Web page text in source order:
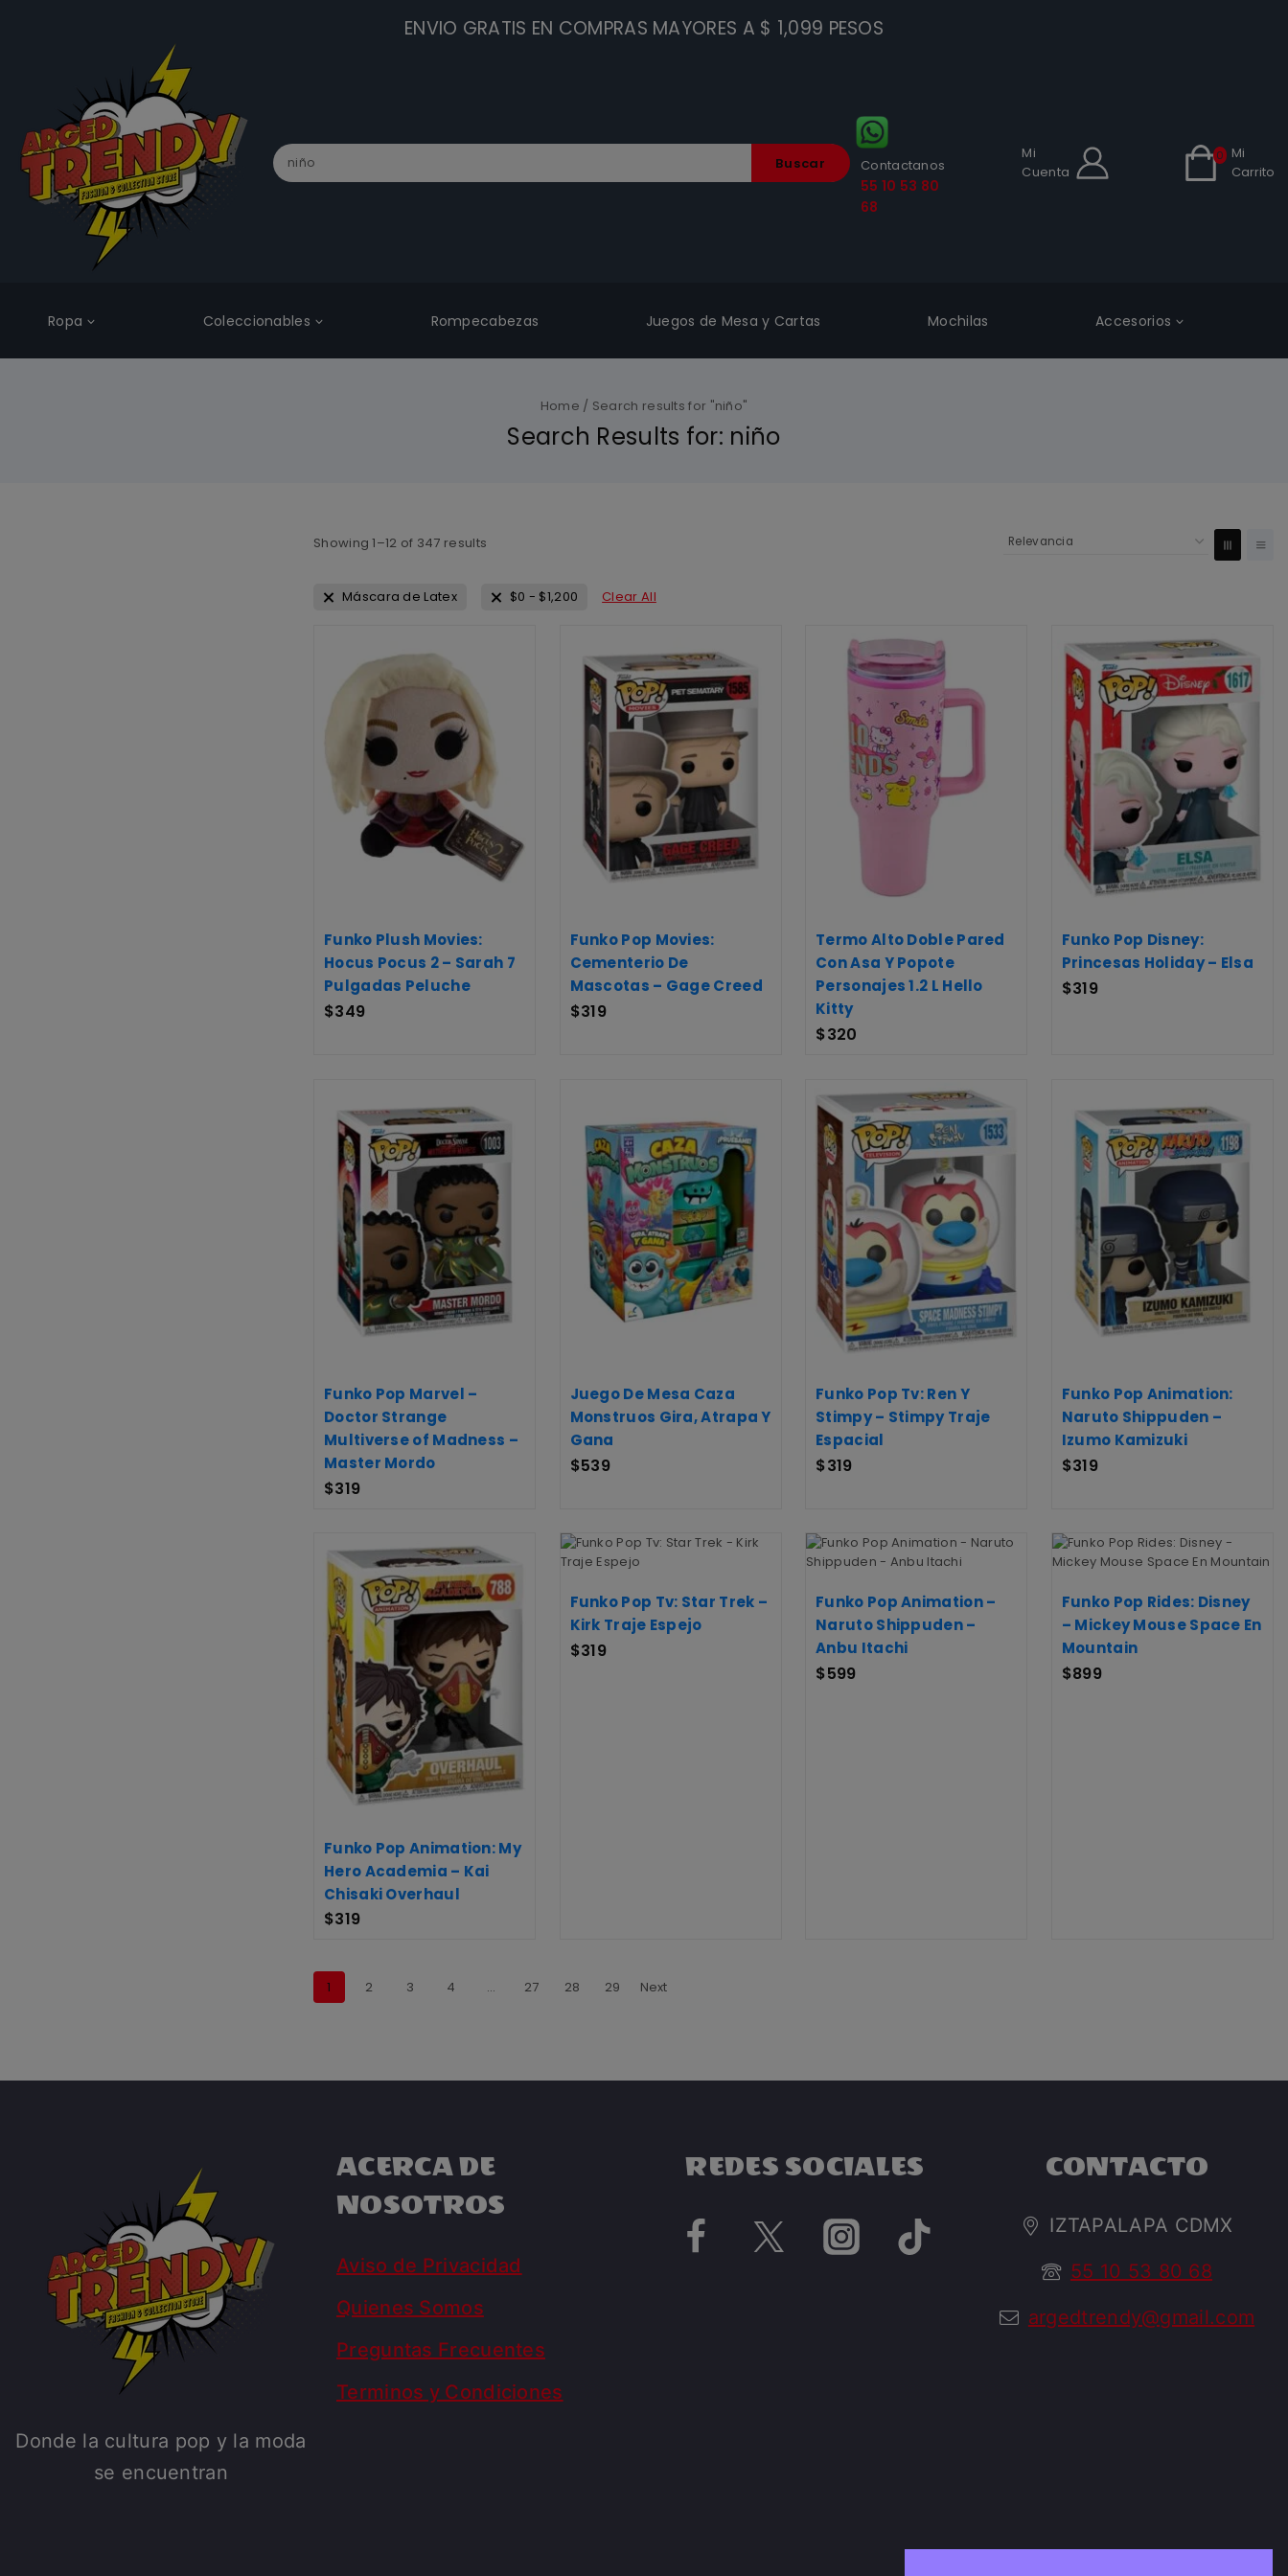
ENVIO GRATIS EN COMPRAS MAYORES A $ 1,099 PESOS
Buscar Contactanos
55 10 53 80
68
Mi
Cuenta
0
Mi
Carrito
Ropa Coleccionables Rompecabezas Juegos de Mesa y Cartas Mochilas Accesorios
Home / Search results for "niño"
Search Results for: niño
Showing 1–12 of 347 results
Máscara de Latex $0 - $1,200 Clear All
Funko Plush Movies:
Hocus Pocus 2 – Sarah 7
Pulgadas Peluche
$349
Funko Pop Movies:
Cementerio De
Mascotas – Gage Creed
$319
Termo Alto Doble Pared
Con Asa Y Popote
Personajes 1.2 L Hello
Kitty
$320
Funko Pop Disney:
Princesas Holiday – Elsa
$319
Funko Pop Marvel –
Doctor Strange
Multiverse of Madness –
Master Mordo
$319
Juego De Mesa Caza
Monstruos Gira, Atrapa Y
Gana
$539
Funko Pop Tv: Ren Y
Stimpy – Stimpy Traje
Espacial
$319
Funko Pop Animation:
Naruto Shippuden –
Izumo Kamizuki
$319
Funko Pop Animation: My
Hero Academia – Kai
Chisaki Overhaul
$319
Funko Pop Tv: Star Trek –
Kirk Traje Espejo
$319
Funko Pop Animation –
Naruto Shippuden –
Anbu Itachi
$599
Funko Pop Rides: Disney
– Mickey Mouse Space En
Mountain
$899
1 2 3 4 … 27 28 29 Next
Donde la cultura pop y la moda
se encuentran
ACERCA DE
NOSOTROS
Aviso de Privacidad
Quienes Somos
Preguntas Frecuentes
Terminos y Condiciones
REDES SOCIALES CONTACTO
IZTAPALAPA CDMX
55 10 53 80 68
argedtrendy@gmail.com